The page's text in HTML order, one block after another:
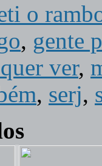
o
, gente
ver,
, serj,